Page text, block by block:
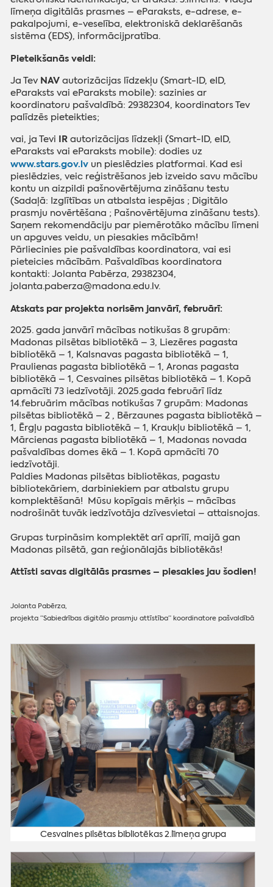
līmeņa digitālās prasmes – eParaksts, e-adrese, e-
pakalpojumi, e-veselība, elektroniskā deklarēšanās
sistēma (EDS), informācijpratība.
Pieteikšanās veidi:
Ja Tev NAV autorizācijas līdzekļu (Smart-ID, eID,
eParaksts vai eParaksts mobile): sazinies ar
koordinatoru pašvaldībā: 29382304, koordinators Tev
palīdzēs pieteikties;
vai, ja Tevi IR autorizācijas līdzekļi (Smart-ID, eID,
eParaksts vai eParaksts mobile): dodies uz
www.stars.gov.lv un pieslēdzies platformai. Kad esi
pieslēdzies, veic reģistrēšanos jeb izveido savu mācību
kontu un aizpildi pašnovērtējuma zināšanu testu
(Sadaļā: Izglītības un atbalsta iespējas ; Digitālo
prasmju novērtēšana ; Pašnovērtējuma zināšanu tests).
Saņem rekomendāciju par piemērotāko mācību līmeni
un apguves veidu, un piesakies mācībām!
Pārliecinies pie pašvaldības koordinatora, vai esi
pieteicies mācībām. Pašvaldības koordinatora
kontakti: Jolanta Pabērza, 29382304,
jolanta.paberza@madona.edu.lv.
Atskats par projekta norisēm janvārī, februārī:
2025. gada janvārī mācības notikušas 8 grupām:
Madonas pilsētas bibliotēkā – 3, Liezēres pagasta
bibliotēkā – 1, Kalsnavas pagasta bibliotēkā – 1,
Praulienas pagasta bibliotēkā – 1, Aronas pagasta
bibliotēkā – 1, Cesvaines pilsētas bibliotēkā – 1. Kopā
apmācīti 73 iedzīvotāji. 2025.gada februārī līdz
14.februārim mācības notikušas 7 grupām: Madonas
pilsētas bibliotēkā – 2 , Bērzaunes pagasta bibliotēkā –
1, Ērgļu pagasta bibliotēkā – 1, Kraukļu bibliotēkā – 1,
Mārcienas pagasta bibliotēkā – 1, Madonas novada
pašvaldības domes ēkā – 1. Kopā apmācīti 70
iedzīvotāji.
Paldies Madonas pilsētas bibliotēkas, pagastu
bibliotekāriem, darbiniekiem par atbalstu grupu
komplektēšanā! Mūsu kopīgais mērķis – mācības
nodrošināt tuvāk iedzīvotāja dzīvesvietai – attaisnojas.
Grupas turpināsim komplektēt arī aprīlī, maijā gan
Madonas pilsētā, gan reģionālajās bibliotēkās!
Attīsti savas digitālās prasmes – piesakies jau šodien!
Jolanta Pabērza,
projekta “Sabiedrības digitālo prasmju attīstība” koordinatore pašvaldībā
Cesvaines pilsētas bibliotēkas 2.līmeņa grupa